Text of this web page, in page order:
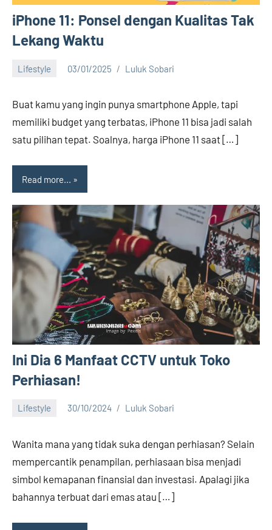
iPhone 11: Ponsel dengan Kualitas Tak
Lekang Waktu
Lifestyle 03/01/2025 Luluk Sobari
Buat kamu yang ingin punya smartphone Apple, tapi
memiliki budget yang terbatas, iPhone 11 bisa jadi salah
satu pilihan tepat. Soalnya, harga iPhone 11 saat […]
Read more...
Ini Dia 6 Manfaat CCTV untuk Toko
Perhiasan!
Lifestyle 30/10/2024 Luluk Sobari
Wanita mana yang tidak suka dengan perhiasan? Selain
mempercantik penampilan, perhiasaan bisa menjadi
simbol kemapanan finansial dan investasi. Apalagi jika
bahannya terbuat dari emas atau […]